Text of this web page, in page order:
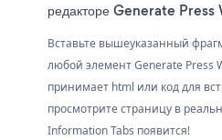
редакторе Generate
Вставьте вышеуказанный
любой элемент Generate Press
принимает html или код для
просмотрите страницу в
Information Tabs появится!